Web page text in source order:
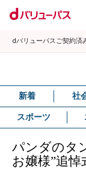
dバリューパスご契約済
新着 社
スポーツ
パンダのタ
お嬢様”追